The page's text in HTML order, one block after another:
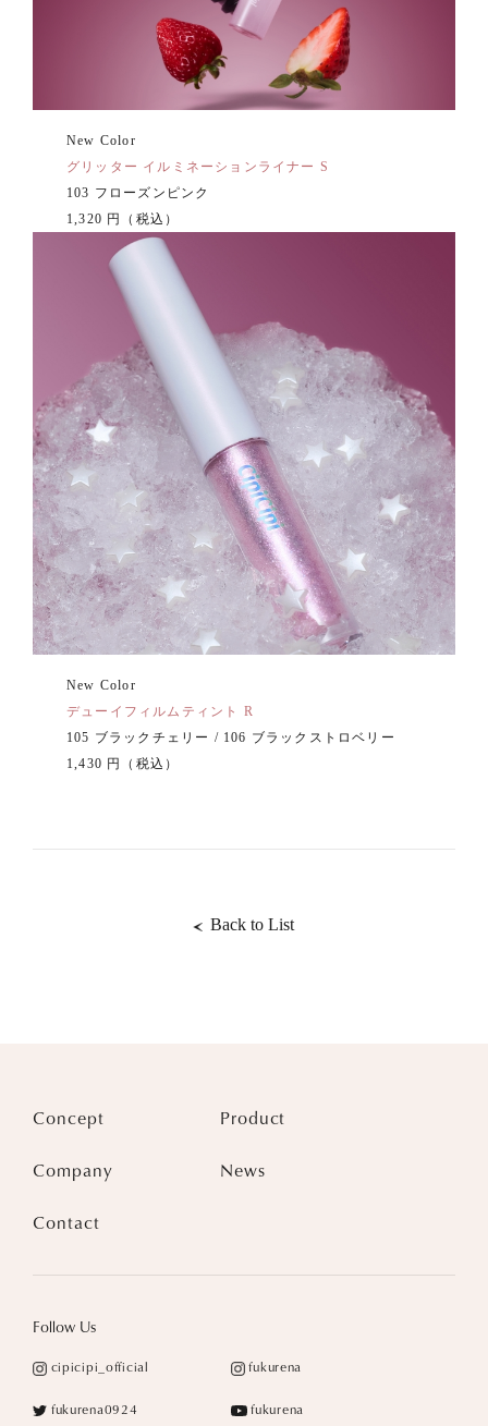
New Color
グリッター イルミネーションライナー S
103 フローズンピンク
1,320 円（税込）
New Color
デューイフィルムティント R
105 ブラックチェリー / 106 ブラックストロベリー
1,430 円（税込）
Back to List
Concept Product
Company News
Contact
Follow Us
cipicipi_official fukurena
fukurena0924 fukurena